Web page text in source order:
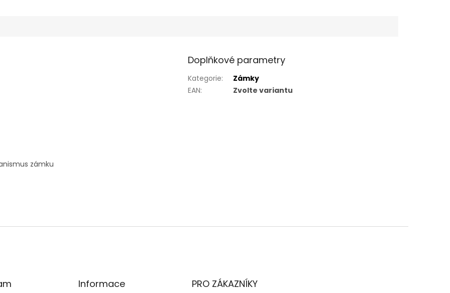
zámku
Doplňkové parametry
Kategorie:
Zámky
EAN: Zvolte variantu
Informace PRO ZÁKAZNÍKY